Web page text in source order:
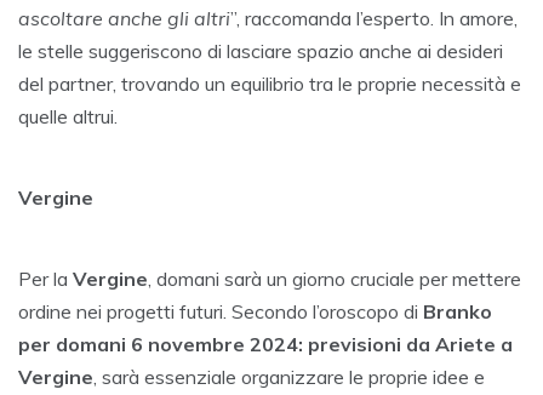
ascoltare anche gli altri”, raccomanda l’esperto. In amore,
le stelle suggeriscono di lasciare spazio anche ai desideri
del partner, trovando un equilibrio tra le proprie necessità e
quelle altrui.
Vergine
Per la Vergine , domani sarà un giorno cruciale per mettere
ordine nei progetti futuri. Secondo l’oroscopo di Branko
per domani 6 novembre 2024: previsioni da Ariete a
Vergine , sarà essenziale organizzare le proprie idee e